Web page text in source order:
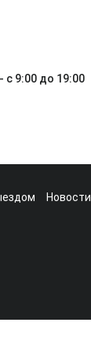
с 9:00 до 19:00
Новости